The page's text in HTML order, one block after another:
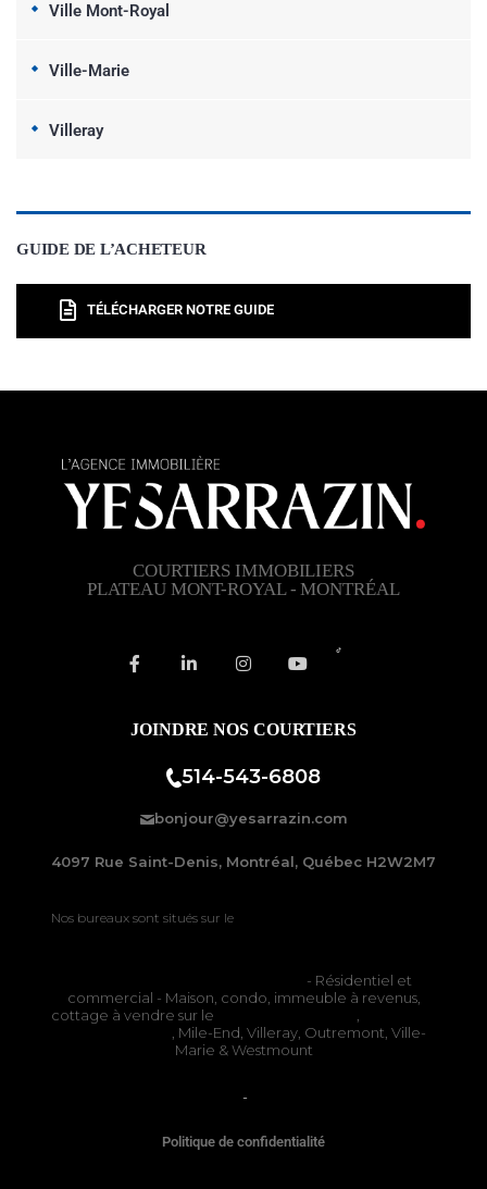
Ville Mont-Royal
Ville-Marie
Villeray
GUIDE DE L’ACHETEUR
TÉLÉCHARGER NOTRE GUIDE
COURTIERS IMMOBILIERS
PLATEAU MONT-ROYAL - MONTRÉAL
JOINDRE NOS COURTIERS
514-543-6808
bonjour@yesarrazin.com
4097 Rue Saint-Denis, Montréal, Québec H2W2M7
Nos bureaux sont situés sur le
- Résidentiel et
commercial - Maison, condo, immeuble à revenus,
cottage à vendre sur le
, Mile-End, Villeray, Outremont, Ville-
Marie & Westmount
-
Politique de confidentialité